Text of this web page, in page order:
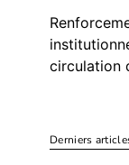
circulation
Derniers